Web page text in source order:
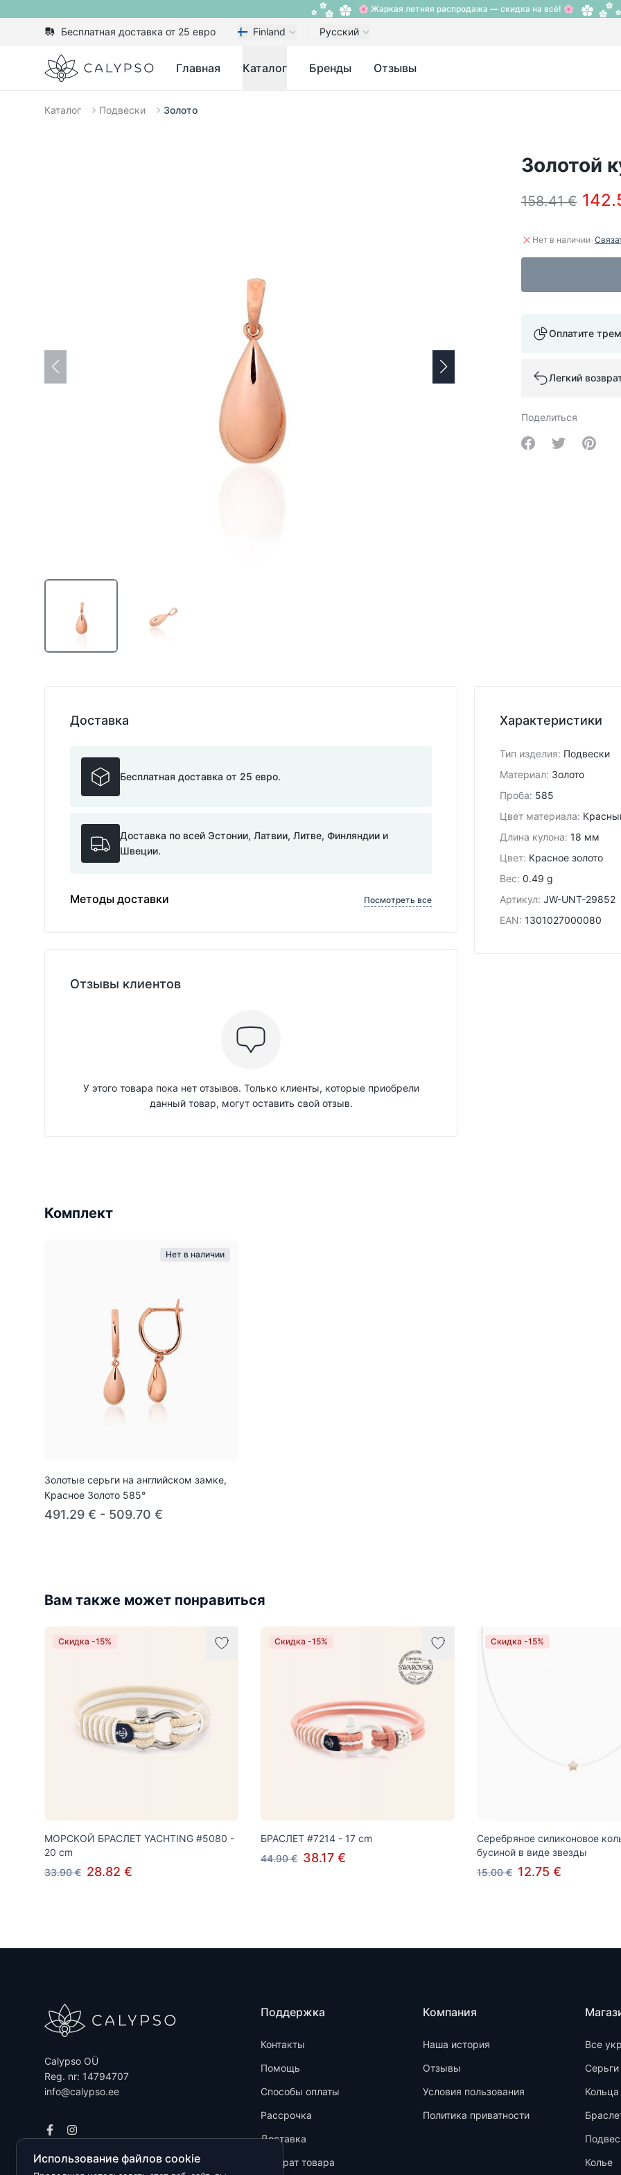
🌸 Жаркая летняя распродажа — скидка на всё! 🌸
Бесплатная доставка от 25 евро Finland Русский
Calypso Главная Каталог Бренды Отзывы
Каталог Подвески Золото
Золотой
158.41 €
Нет в наличии·
Оплатите
Легкий
Поделиться
Share onShare on
Характеристики
Тип изделия: Подвески
Материал: Золото
Проба: 585
Цвет материала:
Длина кулона: 18 мм
Цвет: Красное золото
Вес: 0.49 g
Артикул: JW-UNT-29852
EAN: 1301027000080
Доставка
Бесплатная доставка от 25 евро.
Доставка по всей Эстонии, Латвии, Литве, Финляндии и
Швеции.
Методы доставки Посмотреть все
Отзывы клиентов
У этого товара пока нет отзывов. Только клиенты, которые приобрели
данный товар, могут оставить свой отзыв.
Комплект
Нет в наличии
Золотые серьги на английском замке,
Красное Золото 585°
491.29 € - 509.70 €
Вам также может понравиться
Скидка -15%
МОРСКОЙ БРАСЛЕТ YACHTING #5080 -
20 cm
33.90 € 28.82 €
Скидка -15%
БРАСЛЕТ #7214 - 17 cm
44.90 € 38.17 €
Скидка -15%
Серебряное силиконовое
бусиной в виде звезды
15.00 € 12.75 €
Calypso OÜ
Reg. nr: 14794707
info@calypso.ee
Поддержка
Контакты
Помощь
Способы оплаты
Рассрочка
Доставка
Возврат товара
Компания
Наша история
Отзывы
Условия пользования
Политика приватности
Все
Серьги
Кольца
Колье
Использование файлов cookie